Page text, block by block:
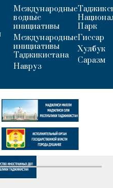
Международные
водные
инициативы
Международные
инициативы
Таджикистана
Навруз
Парк
Гиссар
Хулбук
Саразм